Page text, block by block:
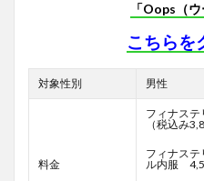
「Oops（
こちらを
対象性別 男性
料金
フィナス
（税込み
フィナステ
ル内服